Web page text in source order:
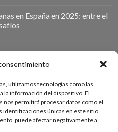
utilizamos tecnologías como las
la información del dispositivo. El
nos permitirá procesar datos como el
identificaciones únicas en este sitio.
puede afectar negativamente a
en
los
qué
las
la
inversión
para
hogar
en
2025
importancia
de
las
ventanas:
hogar
con
nuestros
productos.
en España en 2025: entre el
de
en
España
en
2025:
entre
medidas puedes solicitar un
formulario de solicitud